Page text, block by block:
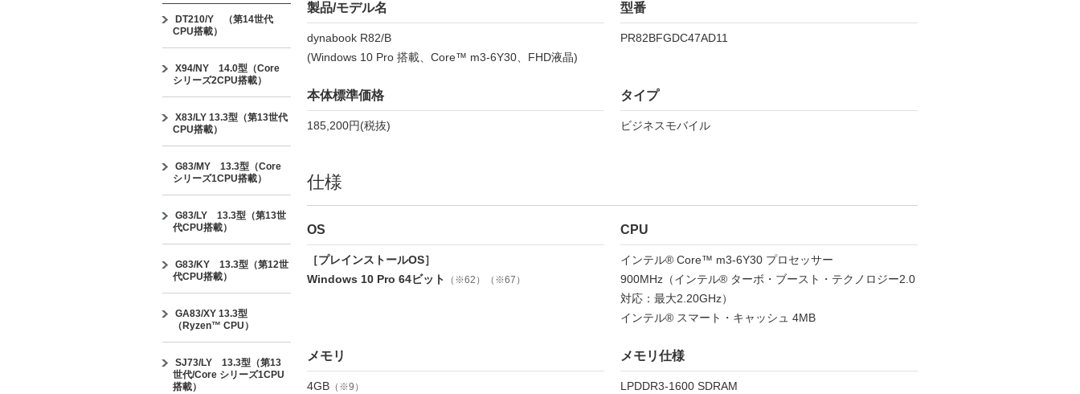
DT210/Y （第14世代
CPU搭載）
X94/NY 14.0型（Core
シリーズ2CPU搭載）
X83/LY 13.3型（第13世代
CPU搭載）
G83/MY 13.3型（Core
シリーズ1CPU搭載）
G83/LY 13.3型（第13世
代CPU搭載）
G83/KY 13.3型（第12世
代CPU搭載）
GA83/XY 13.3型
（Ryzen™ CPU）
SJ73/LY 13.3型（第13
世代/Core シリーズ1CPU
搭載）
製品/モデル名
dynabook R82/B
(Windows 10 Pro 搭載、Core™ m3-6Y30、FHD液晶)
型番
PR82BFGDC47AD11
本体標準価格
185,200円(税抜)
タイプ
ビジネスモバイル
仕様
OS
［プレインストールOS］
Windows 10 Pro 64ビット
（※62）（※67）
CPU
インテル® Core™ m3-6Y30 プロセッサー
900MHz（インテル® ターボ・ブースト・テクノロジー2.0
対応：最大2.20GHz）
インテル® スマート・キャッシュ 4MB
メモリ
4GB （※9）
メモリ仕様
LPDDR3-1600 SDRAM